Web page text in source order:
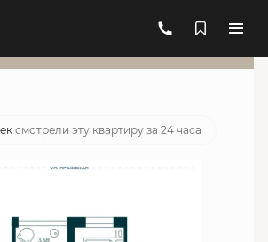
10 783 446 руб.
ставка
смотрели эту квартиру за 24 часа